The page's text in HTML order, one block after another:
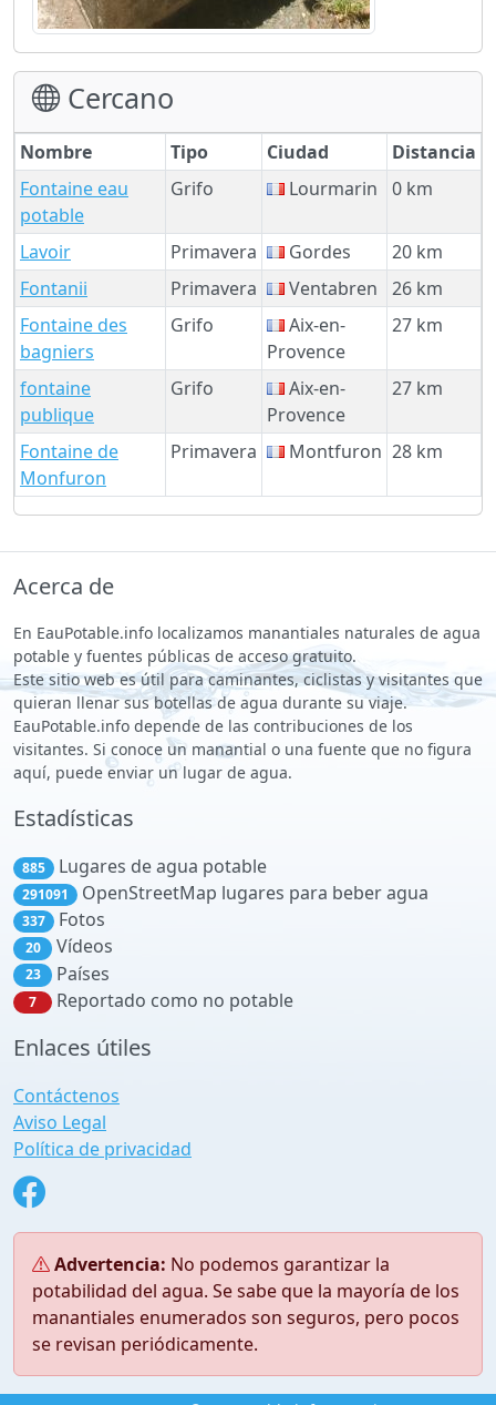
Cercano
Nombre Tipo Ciudad
Distancia
Fontaine eau
potable
Grifo Lourmarin 0 km
Lavoir Primavera Gordes
20 km
Fontanii
Primavera Ventabren
26 km
Fontaine des
bagniers
Grifo
Aix-en-
Provence
27 km
fontaine
publique
Grifo
Aix-en-
Provence
27 km
Fontaine de
Monfuron
Primavera Montfuron 28 km
Acerca de
En EauPotable.info localizamos manantiales naturales de agua
potable y fuentes públicas de acceso gratuito.
Este sitio web es útil para caminantes, ciclistas y visitantes que
quieran llenar sus botellas de agua durante su viaje.
EauPotable.info depende de las contribuciones de los
visitantes. Si conoce un manantial o una fuente que no figura
aquí, puede enviar un lugar de agua.
Estadísticas
885 Lugares de agua potable
291091 OpenStreetMap lugares para beber agua
337 Fotos
20 Vídeos
23 Países
7 Reportado como no potable
Enlaces útiles
Contáctenos
Aviso Legal
Política de privacidad
Advertencia: No podemos garantizar la
potabilidad del agua. Se sabe que la mayoría de los
manantiales enumerados son seguros, pero pocos
se revisan periódicamente.